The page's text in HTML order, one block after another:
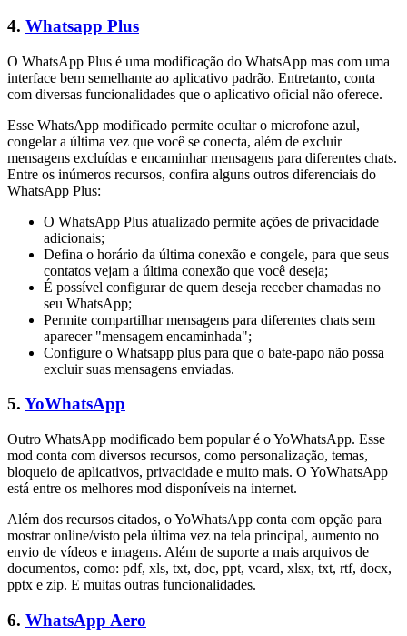
4. Whatsapp Plus
O WhatsApp Plus é uma modificação do WhatsApp mas com uma
interface bem semelhante ao aplicativo padrão. Entretanto, conta
com diversas funcionalidades que o aplicativo oficial não oferece.
Esse WhatsApp modificado permite ocultar o microfone azul,
congelar a última vez que você se conecta, além de excluir
mensagens excluídas e encaminhar mensagens para diferentes chats.
Entre os inúmeros recursos, confira alguns outros diferenciais do
WhatsApp Plus:
O WhatsApp Plus atualizado permite ações de privacidade
adicionais;
Defina o horário da última conexão e congele, para que seus
contatos vejam a última conexão que você deseja;
É possível configurar de quem deseja receber chamadas no
seu WhatsApp;
Permite compartilhar mensagens para diferentes chats sem
aparecer "mensagem encaminhada";
Configure o Whatsapp plus para que o bate-papo não possa
excluir suas mensagens enviadas.
5. YoWhatsApp
Outro WhatsApp modificado bem popular é o YoWhatsApp. Esse
mod conta com diversos recursos, como personalização, temas,
bloqueio de aplicativos, privacidade e muito mais. O YoWhatsApp
está entre os melhores mod disponíveis na internet.
Além dos recursos citados, o YoWhatsApp conta com opção para
mostrar online/visto pela última vez na tela principal, aumento no
envio de vídeos e imagens. Além de suporte a mais arquivos de
documentos, como: pdf, xls, txt, doc, ppt, vcard, xlsx, txt, rtf, docx,
pptx e zip. E muitas outras funcionalidades.
6. WhatsApp Aero